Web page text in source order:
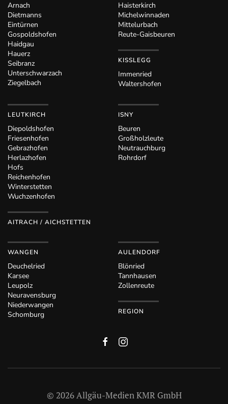
Arnach
Dietmanns
Eintürnen
Gospoldshofen
Haidgau
Hauerz
Seibranz
Unterschwarzach
Ziegelbach
Haisterkirch
Michelwinnaden
Mittelurbach
Reute-Gaisbeuren
KISSLEGG
Immenried
Waltershofen
LEUTKIRCH
Diepoldshofen
Friesenhofen
Gebrazhofen
Herlazhofen
Hofs
Reichenhofen
Winterstetten
Wuchzenhofen
AITRACH / AICHSTETTEN
ISNY
Beuren
Großholzleute
Neutrauchburg
Rohrdorf
WANGEN
Deuchelried
Karsee
Leupolz
Neuravensburg
Niederwangen
Schomburg
AULENDORF
Blönried
Tannhausen
Zollenreute
REGION
© 2026Allgäu-Medien KMR GmbH